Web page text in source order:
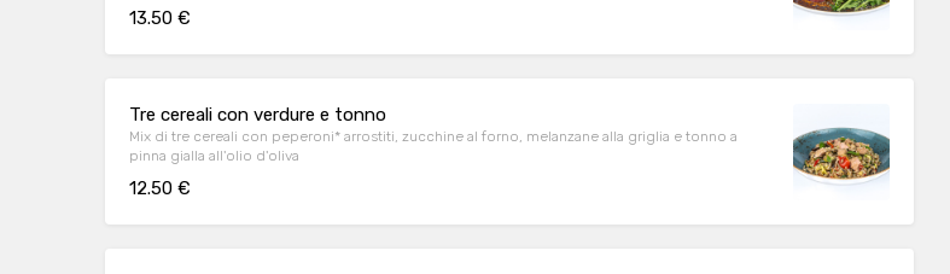
13.50 €
Tre cereali con verdure e tonno
Mix di tre cereali con peperoni* arrostiti, zucchine al forno, melanzane alla griglia e tonno a
pinna gialla all'olio d'oliva
12.50 €